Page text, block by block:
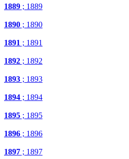
1889 ; 1889
1890 ; 1890
1891 ; 1891
1892 ; 1892
1893 ; 1893
1894 ; 1894
1895 ; 1895
1896 ; 1896
1897 ; 1897